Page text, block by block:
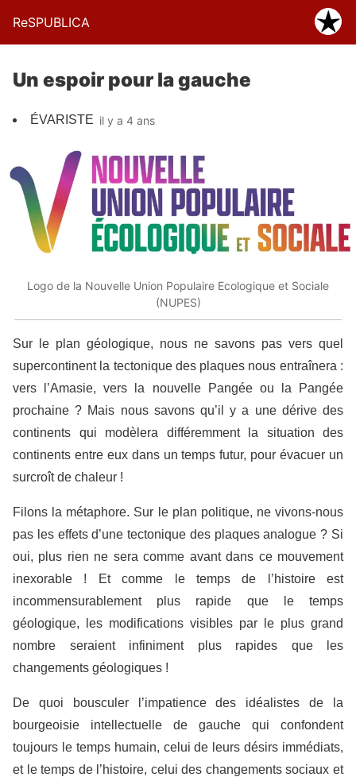
ReSPUBLICA
Un espoir pour la gauche
ÉVARISTE il y a 4 ans
Logo de la Nouvelle Union Populaire Ecologique et Sociale
(NUPES)
Sur le plan géologique, nous ne savons pas vers quel
supercontinent la tectonique des plaques nous entraînera :
vers l’Amasie, vers la nouvelle Pangée ou la Pangée
prochaine ? Mais nous savons qu’il y a une dérive des
continents qui modèlera différemment la situation des
continents entre eux dans un temps futur, pour évacuer un
surcroît de chaleur !
Filons la métaphore. Sur le plan politique, ne vivons-nous
pas les effets d’une tectonique des plaques analogue ? Si
oui, plus rien ne sera comme avant dans ce mouvement
inexorable ! Et comme le temps de l’histoire est
incommensurablement plus rapide que le temps
géologique, les modifications visibles par le plus grand
nombre seraient infiniment plus rapides que les
changements géologiques !
De quoi bousculer l’impatience des idéalistes de la
bourgeoisie intellectuelle de gauche qui confondent
toujours le temps humain, celui de leurs désirs immédiats,
et le temps de l’histoire, celui des changements sociaux et